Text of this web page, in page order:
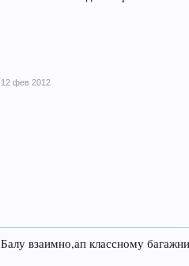
12 фев 2012
Балу взаимно,ап классному